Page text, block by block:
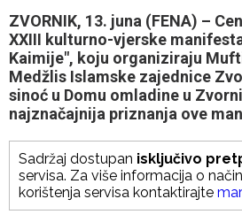
ZVORNIK, 13. juna (FENA) –
XXIII kulturno-vjerske
Kaimije", koju organiziraju
Medžlis Islamske zajednice
sinoć u Domu omladine u
najznačajnija priznanja ove
Sadržaj dostupan isključivo
servisa. Za više informacija o
korištenja servisa kontaktirajte